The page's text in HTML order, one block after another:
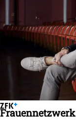
Frauennetzwerk